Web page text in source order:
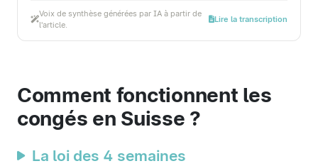
Voix de synthèse générées par IA à partir de
l'article.
Lire la transcription
Comment fonctionnent les
congés en Suisse ?
La loi des 4 semaines